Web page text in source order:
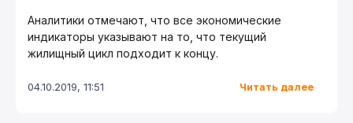
Аналитики отмечают, что все экономические
индикаторы указывают на то, что текущий
жилищный цикл подходит к концу.
04.10.2019, 11:51 Читать далее